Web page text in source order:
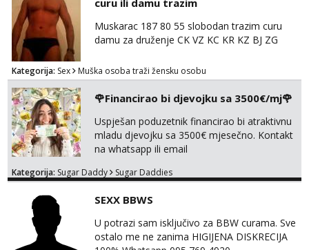
Alisa
Čekam tvoj poziv!
tel:0,93€ - mob:1,12€ min
Vanesa
064/677-677 - Kod: #74
tel:0,93€ - mob:1,12€ min
Obavijesti me kada se oslobodi
Anita
tel:0,93€ - mob:1,12€ min
imam. Javite se mail, pozz ;)
curu ili damu trazim
Muskarac 187 80 55 slobodan trazim curu
damu za druženje CK VZ KC KR KZ BJ ZG
Kategorija: Sex Muška osoba traži žensku osobu
🌹Financirao bi djevojku sa 3500€/mj🌹
Uspješan poduzetnik financirao bi atraktivnu
mladu djevojku sa 3500€ mjesečno. Kontakt
na whatsapp ili email
Kategorija: Sugar Daddy Sugar Daddies
SEXX BBWS
U potrazi sam isključivo za BBW curama. Sve
ostalo me ne zanima HIGIJENA DISKRECIJA